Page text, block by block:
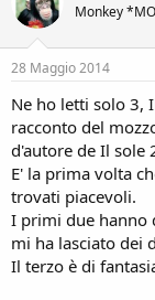
Monkey
28 Maggio 2014
Ne ho letti solo 3,
racconto del
d'autore de Il sole
E' la prima volta
trovati piacevoli.
I primi due hanno
mi ha lasciato dei
Il terzo è di